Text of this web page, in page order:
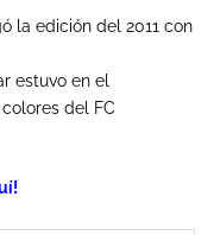
la edición del 2011 con
estuvo en el
del FC